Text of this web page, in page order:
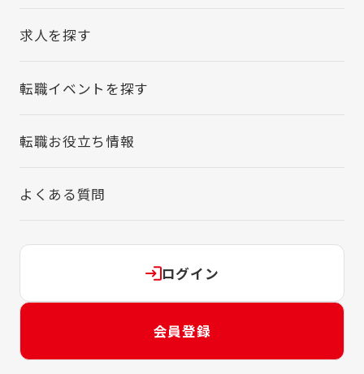
求人を探す
転職イベントを探す
転職お役立ち情報
よくある質問
ログイン
会員登録